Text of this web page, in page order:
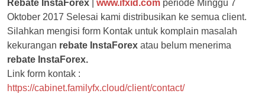
Rebate InstaForex www.ifxid.com periode Minggu 7
Oktober 2017 Selesai kami distribusikan ke semua client.
Silahkan mengisi form Kontak untuk komplain masalah
kekurangan rebate InstaForex atau belum menerima
rebate InstaForex.
Link form kontak :
https://cabinet.familyfx.cloud/client/contact/